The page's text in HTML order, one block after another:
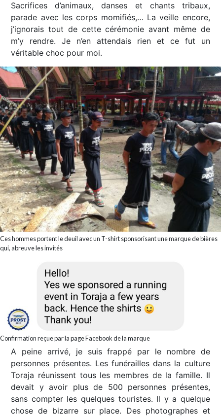
Sacrifices d’animaux, danses et chants tribaux,
parade avec les corps momifiés,… La veille encore,
j’ignorais tout de cette cérémonie avant même de
m’y rendre. Je n’en attendais rien et ce fut un
véritable choc pour moi.
Ces hommes portent le deuil avec un T-shirt sponsorisant une marque de bières
qui, abreuve les invités
Confirmation reçue par la page Facebook de la marque
A peine arrivé, je suis frappé par le nombre de
personnes présentes. Les funérailles dans la culture
Toraja réunissent tous les membres de la famille. Il
devait y avoir plus de 500 personnes présentes,
sans compter les quelques touristes. Il y a quelque
chose de bizarre sur place. Des photographes et